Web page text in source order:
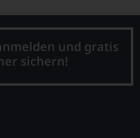
und gratis
sichern!